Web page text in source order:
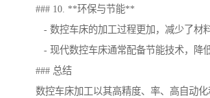
### 10. **环保与节能**
- 数控车床的加工过程更加，减少了材料
- 现代数控车床通常配备节能技术，降
### 总结
数控车床加工以其高精度、率、高自动